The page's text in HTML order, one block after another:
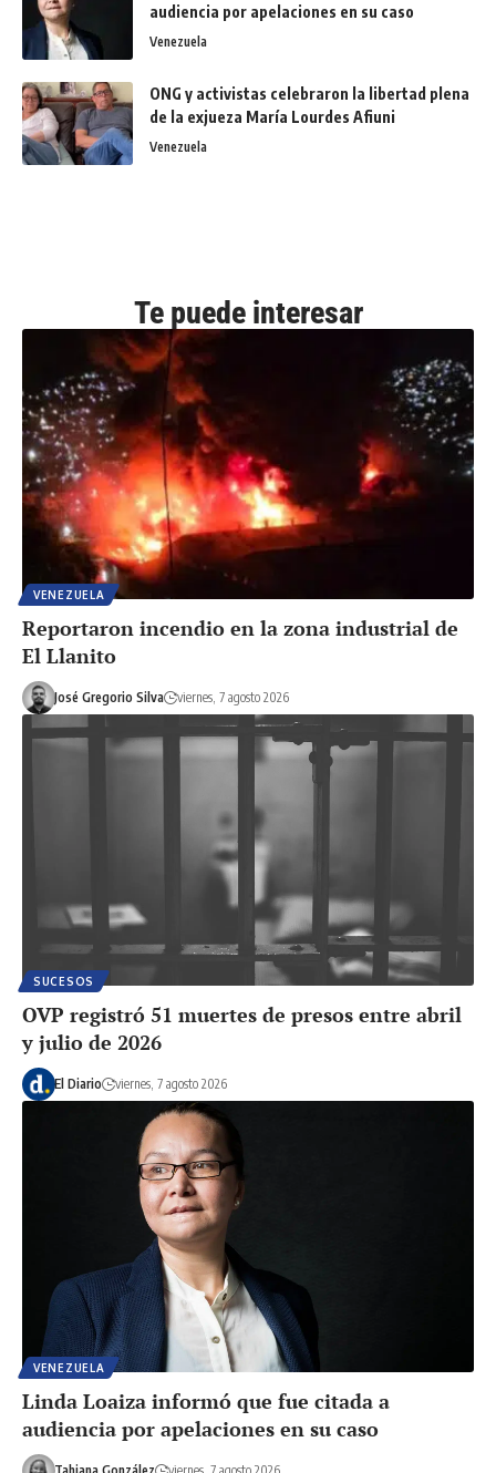
audiencia por apelaciones en su caso
Venezuela
ONG y activistas celebraron la libertad plena
de la exjueza María Lourdes Afiuni
Venezuela
Te puede interesar
VENEZUELA
Reportaron incendio en la zona industrial de
El Llanito
José Gregorio Silva viernes, 7 agosto 2026
SUCESOS
OVP registró 51 muertes de presos entre abril
y julio de 2026
El Diario viernes, 7 agosto 2026
VENEZUELA
Linda Loaiza informó que fue citada a
audiencia por apelaciones en su caso